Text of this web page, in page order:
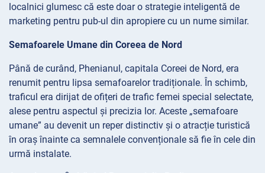
localnici glumesc că este doar o strategie inteligentă de
marketing pentru pub-ul din apropiere cu un nume similar.
Semafoarele Umane din Coreea de Nord
Până de curând, Phenianul, capitala Coreei de Nord, era
renumit pentru lipsa semafoarelor tradiționale. În schimb,
traficul era dirijat de ofițeri de trafic femei special selectate,
alese pentru aspectul și precizia lor. Aceste „semafoare
umane” au devenit un reper distinctiv și o atracție turistică
în oraș înainte ca semnalele convenționale să fie în cele din
urmă instalate.